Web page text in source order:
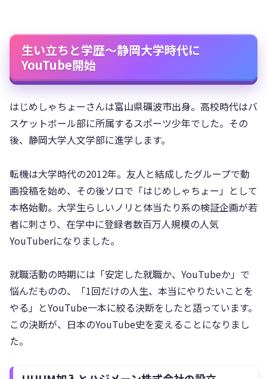
生い立ちと学歴～静岡大学時代に
YouTube開始
はじめしゃちょーさんは富山県礪波市出身。高校時代はバ
スケットボール部に所属するスポーツ少年でした。その
後、静岡大学人文学部に進学します。
転機は大学時代の2012年。友人と結成したグループで動
画投稿を始め、その後ソロで「はじめしゃちょー」として
本格始動。大学生らしいノリと体当たり系の検証企画が若
者に刺さり、在学中に登録者数百万人規模の人気
YouTuberになりました。
就職活動の時期には「安定した就職か、YouTubeか」で
悩んだものの、「1回だけの人生、本当にやりたいことを
やる」とYouTube一本に絞る決断をしたと語っています。
この決断が、日本のYouTube史を変えることになりまし
た。